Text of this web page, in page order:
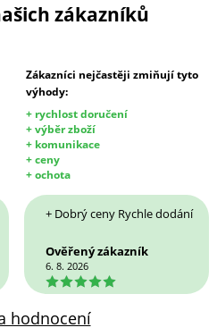
zákazníků
Zákazníci nejčastěji zmiňují tyto
výhody:
+ rychlost doručení
+ výběr zboží
+ komunikace
+ ceny
+ ochota
+ Dobrý ceny Rychle dodání
Ověřený zákazník
6. 8. 2026
5
hodnocení